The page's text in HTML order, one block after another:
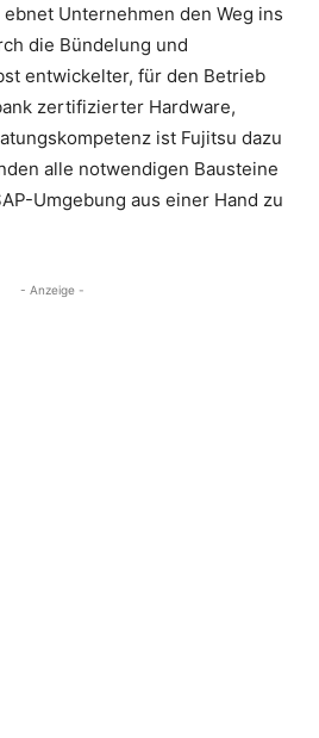
Unternehmen den Weg ins
die Bündelung und
entwickelter, für den Betrieb
zertifizierter Hardware,
ist Fujitsu dazu
alle notwendigen Bausteine
Umgebung aus einer Hand zu
- Anzeige -